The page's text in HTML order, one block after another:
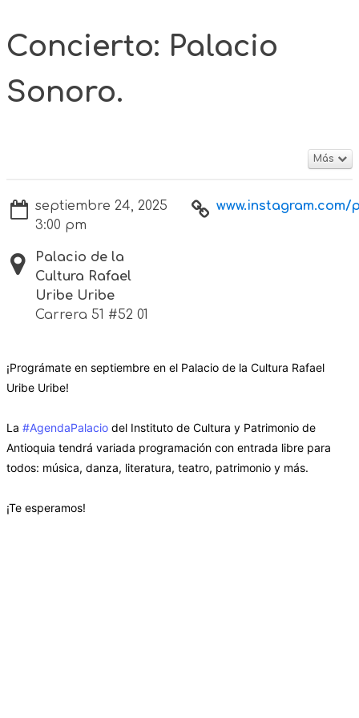
Concierto: Palacio
Sonoro.
Más
septiembre 24, 2025
3:00 pm
Palacio de la
Cultura Rafael
Uribe Uribe
Carrera 51 #52 01
www.instagram.com/
¡Prográmate en septiembre en el Palacio de la Cultura Rafael
Uribe Uribe!
La #AgendaPalacio del Instituto de Cultura y Patrimonio de
Antioquia tendrá variada programación con entrada libre para
todos: música, danza, literatura, teatro, patrimonio y más.
¡Te esperamos!